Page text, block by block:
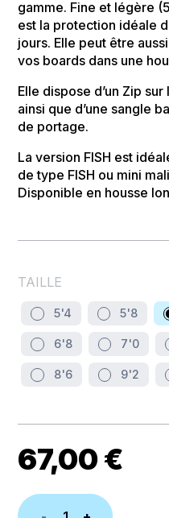
gamme. Fine et légère
est la protection idéale
jours. Elle peut être
vos boards dans une
Elle dispose d’un Zip
ainsi que d’une sangle
de portage.
La version FISH est
de type FISH ou mini
Disponible en housse
TAILLE
5'4 5'8
6'8 7'0
8'6 9'2
67,00€
quantité